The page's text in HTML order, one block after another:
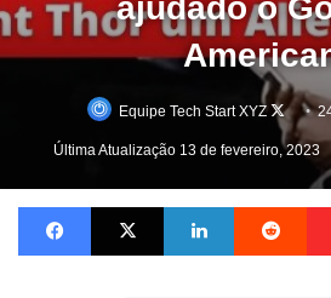
Equipe Tech Start XYZ
Follow
on
Última Atualização 13 de fevereiro, 2023
Facebook X Linkedin